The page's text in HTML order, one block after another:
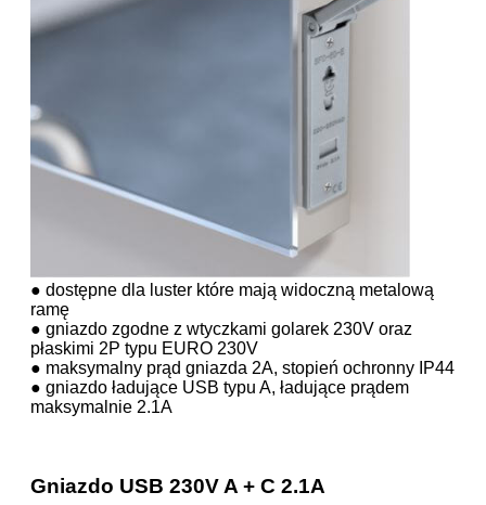
● dostępne dla luster które mają widoczną metalową
ramę
● gniazdo zgodne z wtyczkami golarek 230V oraz
płaskimi 2P typu EURO 230V
● maksymalny prąd gniazda 2A, stopień ochronny IP44
● gniazdo ładujące USB typu A, ładujące prądem
maksymalnie 2.1A
Gniazdo USB 230V A + C 2.1A